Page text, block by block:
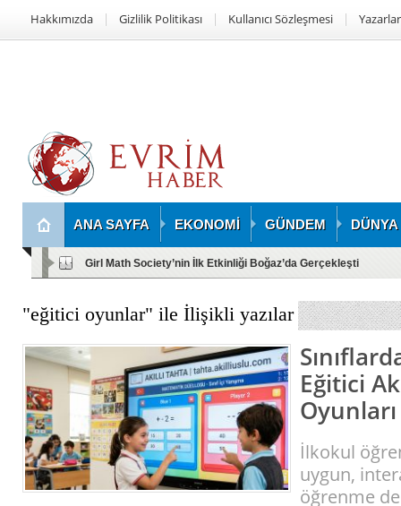
Hakkımızda Gizlilik Politikası Kullanıcı Sözleşmesi Yazarlar
ANA SAYFA EKONOMİ GÜNDEM DÜNYA
Girl Math Society’nin İlk Etkinliği Boğaz’da Gerçekleşti
"eğitici oyunlar" ile İlişikli yazılar
Eğitici
Oyunları
İlkokul
uygun,
öğrenme